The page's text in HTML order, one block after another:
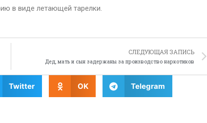
в виде летающей тарелки.
СЛЕДУЮЩАЯ ЗАПИСЬ
Дед, мать и сын задержаны за производство наркотиков
Twitter OK Telegram